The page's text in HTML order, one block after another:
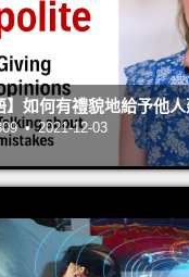
】如何有禮貌地給予他
• 2021-12-03